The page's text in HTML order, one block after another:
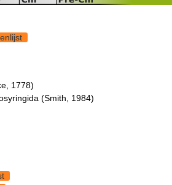
1778)
(Smith, 1984)